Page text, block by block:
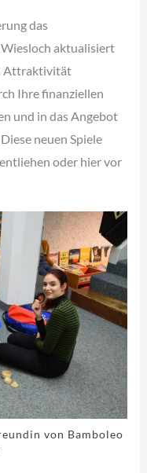
das
aktualisiert
Attraktivität
Ihre finanziellen
und in das Angebot
neuen Spiele
oder hier vor
von Bamboleo